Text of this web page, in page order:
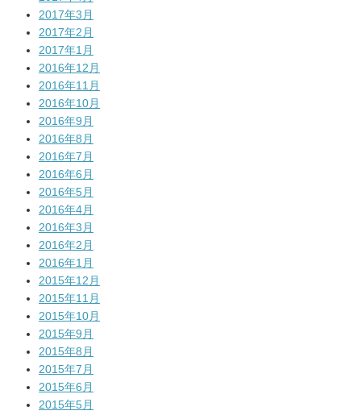
2017年3月
2017年2月
2017年1月
2016年12月
2016年11月
2016年10月
2016年9月
2016年8月
2016年7月
2016年6月
2016年5月
2016年4月
2016年3月
2016年2月
2016年1月
2015年12月
2015年11月
2015年10月
2015年9月
2015年8月
2015年7月
2015年6月
2015年5月